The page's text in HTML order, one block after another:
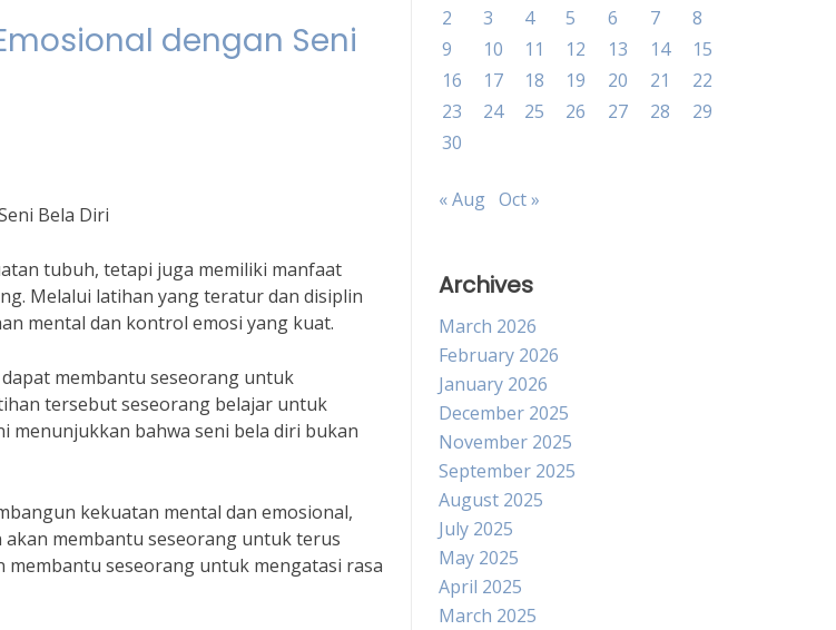
dengan Seni
Bela Diri
tubuh, tetapi juga memiliki manfaat
Melalui latihan yang teratur dan disiplin
mental dan kontrol emosi yang kuat.
membantu seseorang untuk
tersebut seseorang belajar untuk
menunjukkan bahwa seni bela diri bukan
kekuatan mental dan emosional,
membantu seseorang untuk terus
seseorang untuk mengatasi rasa
2
3 4 5 6 7
8
9
10 11 12 13 14
15
16
17 18 19 20 21
22
23
24 25 26 27 28
29
30
« Aug Oct »
Archives
March 2026
February 2026
January 2026
December 2025
November 2025
September 2025
August 2025
July 2025
May 2025
April 2025
March 2025